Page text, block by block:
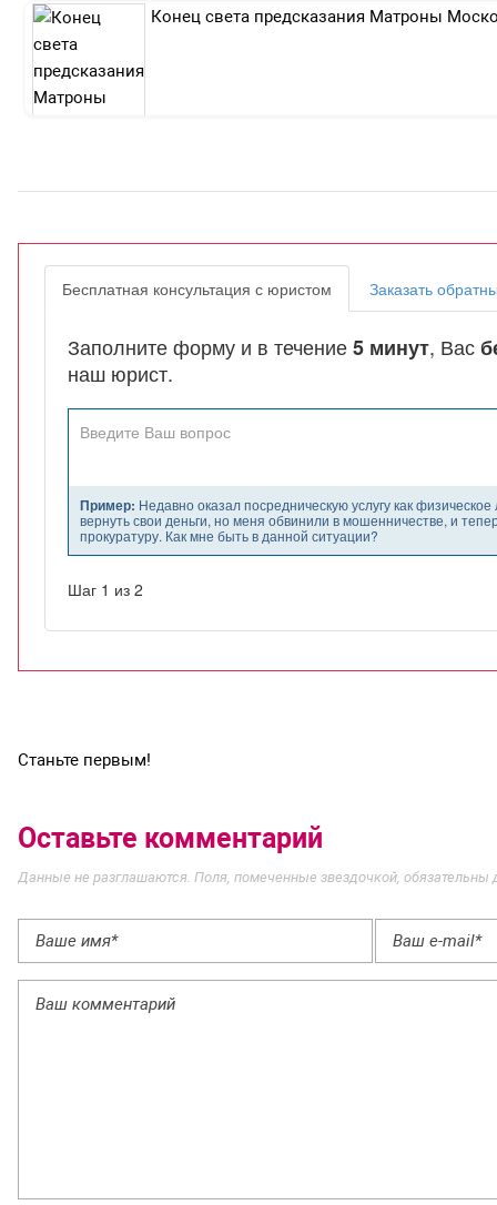
Конец света предсказания Матроны
Станьте первым!
Оставьте комментарий
Данные не разглашаются. Поля, помеченные звездочкой, обязательны